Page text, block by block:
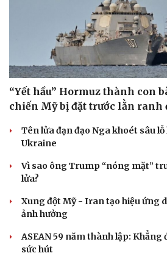
“Yết hầu” Hormuz thành con
chiến Mỹ bị đặt trước lằn ranh
Tên lửa đạn đạo Nga khoét sâu
Ukraine
Vì sao ông Trump “nóng mặt”
lửa?
Xung đột Mỹ - Iran tạo hiệu ứng
ảnh hưởng
ASEAN 59 năm thành lập:
sức hút